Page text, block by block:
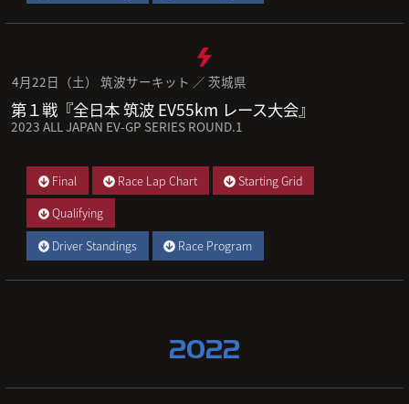
4月22日（土） 筑波サーキット ／ 茨城県
第１戦『全日本 筑波 EV55km レース大会』
2023 ALL JAPAN EV-GP SERIES ROUND.1
Final Race Lap Chart
Starting Grid
Qualifying
Driver Standings
Race Program
2022